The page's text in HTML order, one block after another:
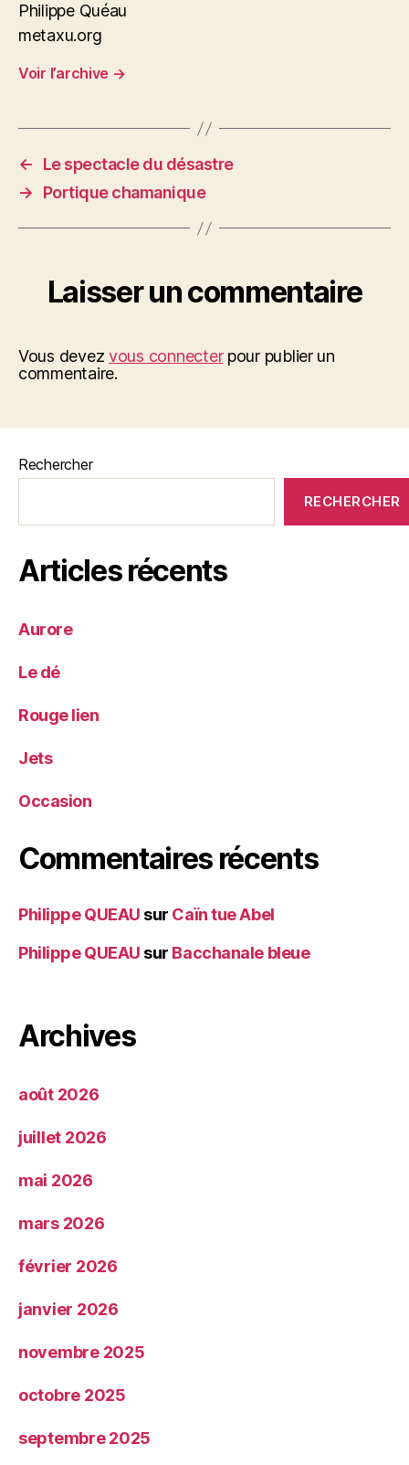
Philippe Quéau
metaxu.org
Voir l’archive →
←
Le spectacle du désastre
→
Portique chamanique
Laisser un commentaire
Vous devezvous connecterpour publier un
commentaire.
Rechercher
RECHERCHER
Articles récents
Aurore
Le dé
Rouge lien
Jets
Occasion
Commentaires récents
Philippe QUEAU sur Caïn tue Abel
Philippe QUEAU sur Bacchanale bleue
Archives
août 2026
juillet 2026
mai 2026
mars 2026
février 2026
janvier 2026
novembre 2025
octobre 2025
septembre 2025